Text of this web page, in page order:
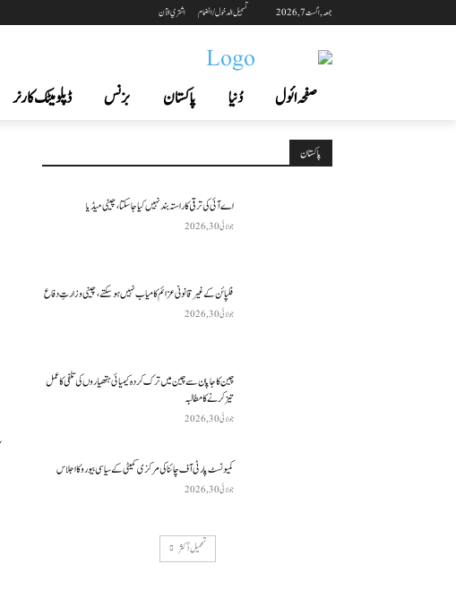
جمعہ, اگست 7, 2026 تسجيل الدخول / انضمام اشتري الآن
صفحہ ائول دُنیا پاکستان بزنس ڈپلومیٹک کارنر
پاکستان
اے آئی کی ترقی کا راستہ بند نہیں کیا جا سکتا، چینی میڈیا
جولائی 30, 2026
فلپائن کے غیر قانونی عزائم کامیاب نہیں ہو سکتے ، چینی وزارتِ دفاع
جولائی 30, 2026
چین کا جاپان سے چین میں ترک کردہ کیمیائی ہتھیاروں کی تلفی کا عمل
تیز کرنے کا مطالبہ
جولائی 30, 2026
کمیونسٹ پارٹی آف چائنا کی مرکزی کمیٹی کے سیاسی بیورو کا اجلاس
جولائی 30, 2026
تحميل أكثر